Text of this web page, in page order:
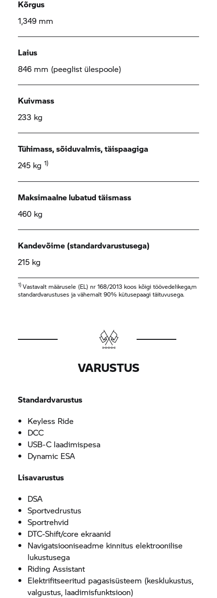
Kõrgus
1,349 mm
Laius
846 mm (peeglist ülespoole)
Kuivmass
233 kg
Tühimass, sõiduvalmis, täispaagiga
245 kg 1)
Maksimaalne lubatud täismass
460 kg
Kandevõime (standardvarustusega)
215 kg
1)Vastavalt määrusele (EL) nr 168/2013 koos kõigi töövedelikega,m
standardvarustuses ja vähemalt 90% kütusepaagi täituvusega.
VARUSTUS
Standardvarustus
Keyless Ride
DCC
USB-C laadimispesa
Dynamic ESA
Lisavarustus
DSA
Sportvedrustus
Sportrehvid
DTC-Shift/core ekraanid
Navigatsiooniseadme kinnitus elektroonilise
lukustusega
Riding Assistant
Elektrifitseeritud pagasisüsteem (kesklukustus,
valgustus, laadimisfunktsioon)